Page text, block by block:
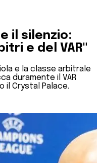
il silenzio:
e del VAR"
e la classe arbitrale
duramente il VAR
il Crystal Palace.